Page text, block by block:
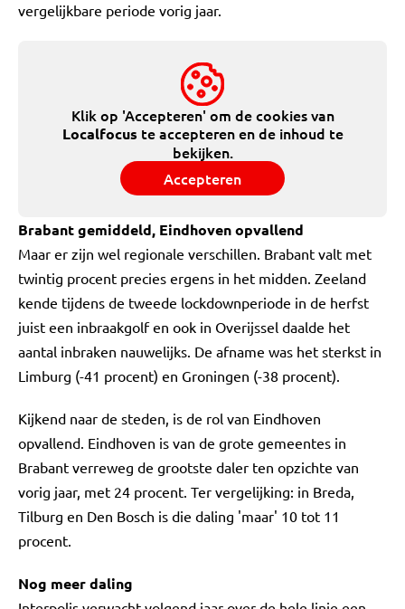
vergelijkbare periode vorig jaar.
Klik op 'Accepteren' om de cookies van
Localfocus te accepteren en de inhoud te
bekijken.
Accepteren
Brabant gemiddeld, Eindhoven opvallend
Maar er zijn wel regionale verschillen. Brabant valt met
twintig procent precies ergens in het midden. Zeeland
kende tijdens de tweede lockdownperiode in de herfst
juist een inbraakgolf en ook in Overijssel daalde het
aantal inbraken nauwelijks. De afname was het sterkst in
Limburg (-41 procent) en Groningen (-38 procent).
Kijkend naar de steden, is de rol van Eindhoven
opvallend. Eindhoven is van de grote gemeentes in
Brabant verreweg de grootste daler ten opzichte van
vorig jaar, met 24 procent. Ter vergelijking: in Breda,
Tilburg en Den Bosch is die daling 'maar' 10 tot 11
procent.
Nog meer daling